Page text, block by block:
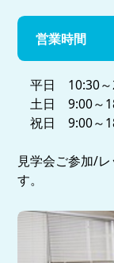
営業時間
平日 10:30～
土日 9:00～
祝日 9:00～
見学会ご参加/
す。